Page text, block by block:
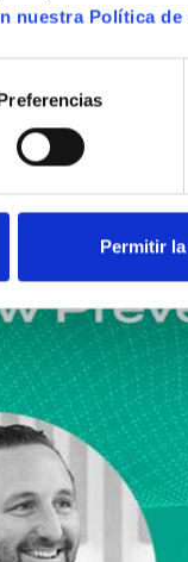
nuestra Política de
Permitir